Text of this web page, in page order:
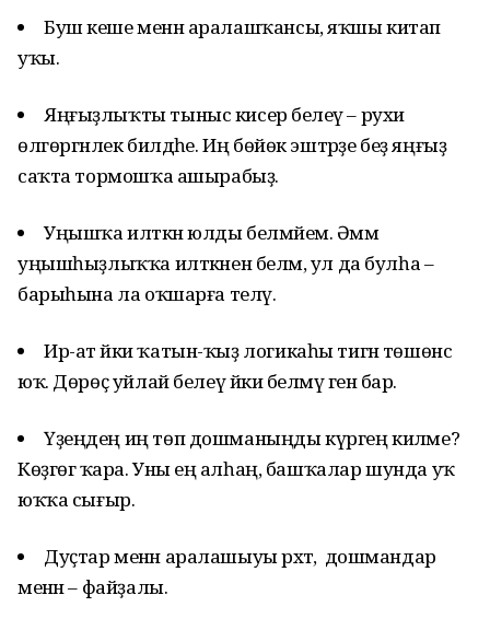
Буш кеше менән аралашҡансы, яҡшы китап
уҡы.
Яңғыҙлыҡты тыныс кисерә белеү – рухи
өлгөргәнлек билдәһе. Иң бөйөк эштәрҙе беҙ яңғыҙ
саҡта тормошҡа ашырабыҙ.
Уңышҡа илткән юлды белмәйем. Әммә
уңышһыҙлыҡҡа илткәнен беләм, ул да булһа –
барыһына ла оҡшарға теләү.
Ир-ат йәки ҡатын-ҡыҙ логикаһы тигән төшөнсә
юҡ. Дөрөҫ уйлай белеү йәки белмәү генә бар.
Үҙеңдең иң төп дошманыңды күргең киләме?
Көҙгөгә ҡара. Уны еңә алһаң, башҡалар шунда уҡ
юҡҡа сығыр.
Дуҫтар менән аралашыуы рәхәт, ә дошмандар
менән – файҙалы.